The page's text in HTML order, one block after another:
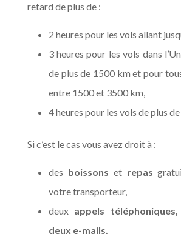
retard de plus de :
2 heures pour les vols allant
3 heures pour les vols dans
de plus de 1500 km et pour
entre 1500 et 3500 km,
4 heures pour les vols de plus
Si c’est le cas vous avez droit à :
des boissons et repas
votre transporteur,
deux appels
deux e-mails.